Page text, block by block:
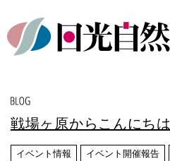
戦場ヶ原からこんにちは
イベント情報 イベント開催報告